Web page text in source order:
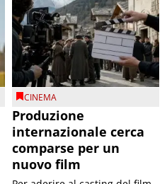
CINEMA
Produzione
internazionale cerca
comparse per un
nuovo film